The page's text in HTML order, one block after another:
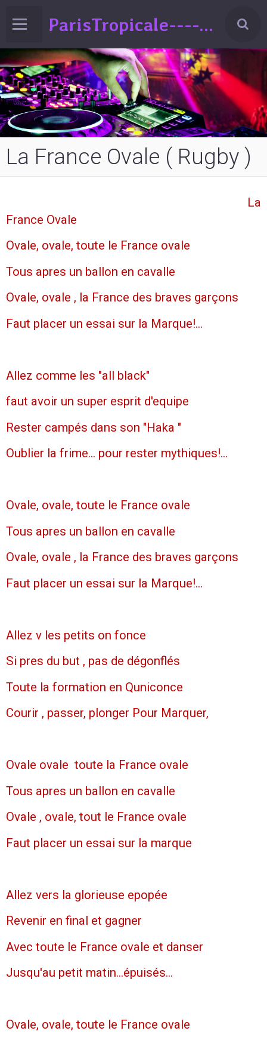
ParisTropicale-------Liberté-Egalité-Variété!!!(spectacle de Variéts Musique & Humour-sur la France-ed°2024
La France Ovale ( Rugby )
La
France Ovale
Ovale, ovale, toute le France ovale
Tous apres un ballon en cavalle
Ovale, ovale , la France des braves garçons
Faut placer un essai sur la Marque!...
Allez comme les "all black"
faut avoir un super esprit d'equipe
Rester campés dans son "Haka "
Oublier la frime... pour rester mythiques!...
Ovale, ovale, toute le France ovale
Tous apres un ballon en cavalle
Ovale, ovale , la France des braves garçons
Faut placer un essai sur la Marque!...
Allez v les petits on fonce
Si pres du but , pas de dégonflés
Toute la formation en Quniconce
Courir , passer, plonger Pour Marquer,
Ovale ovale toute la France ovale
Tous apres un ballon en cavalle
Ovale , ovale, tout le France ovale
Faut placer un essai sur la marque
Allez vers la glorieuse epopée
Revenir en final et gagner
Avec toute le France ovale et danser
Jusqu'au petit matin...épuisés...
Ovale, ovale, toute le France ovale